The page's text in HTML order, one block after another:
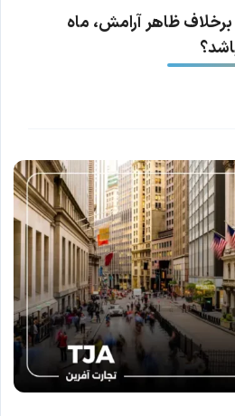
برخلاف ظاهر آرامش، ماه